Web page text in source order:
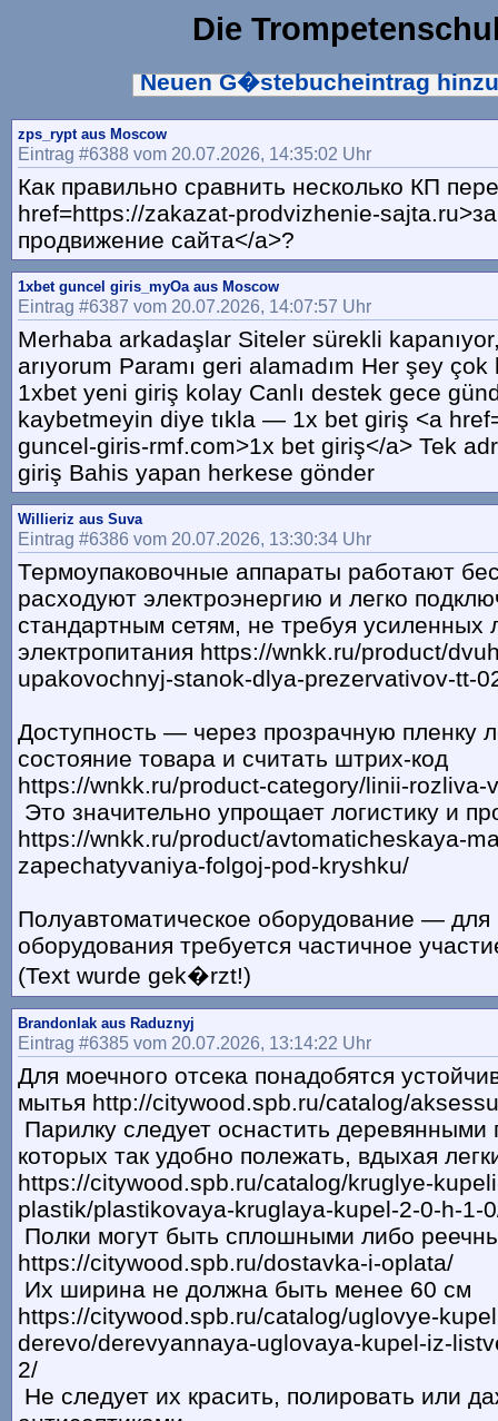
Die
Neuen G�stebucheintrag
zps_rypt aus Moscow
Eintrag #6388 vom 20.07.2026, 14:35:02 Uhr
Как правильно сравнить несколько КП
href=https://zakazat-prodvizhenie-
продвижение сайта</a>?
1xbet guncel giris_myOa aus Moscow
Eintrag #6387 vom 20.07.2026, 14:07:57 Uhr
Merhaba arkadaşlar Siteler sürekli
arıyorum Paramı geri alamadım Her şey
1xbet yeni giriş kolay Canlı destek gece
kaybetmeyin diye tıkla — 1x bet giriş <a
guncel-giris-rmf.com>1x bet giriş</a> Tek
giriş Bahis yapan herkese gönder
Willieriz aus Suva
Eintrag #6386 vom 20.07.2026, 13:30:34 Uhr
Термоупаковочные аппараты работают
расходуют электроэнергию и легко
стандартным сетям, не требуя усиленных
электропитания https://wnkk.ru/product/
upakovochnyj-stanok-dlya-prezervativov-tt-
Доступность — через прозрачную пленку
состояние товара и считать штрих-код
https://wnkk.ru/product-category/linii-rozliva-
Это значительно упрощает логистику и
https://wnkk.ru/product/avtomaticheskaya-
zapechatyvaniya-folgoj-pod-kryshku/
Полуавтоматическое оборудование — для
оборудования требуется частичное
(Text wurde gek�rzt!)
Brandonlak aus Raduznyj
Eintrag #6385 vom 20.07.2026, 13:14:22 Uhr
Для моечного отсека понадобятся
мытья http://citywood.spb.ru/catalog/
Парилку следует оснастить деревянными
которых так удобно полежать, вдыхая
https://citywood.spb.ru/catalog/kruglye-
plastik/plastikovaya-kruglaya-kupel-2-0-h-1-
Полки могут быть сплошными либо
https://citywood.spb.ru/dostavka-i-oplata/
Их ширина не должна быть менее 60 см
https://citywood.spb.ru/catalog/uglovye-
derevo/derevyannaya-uglovaya-kupel-iz-
2/
Не следует их красить, полировать или